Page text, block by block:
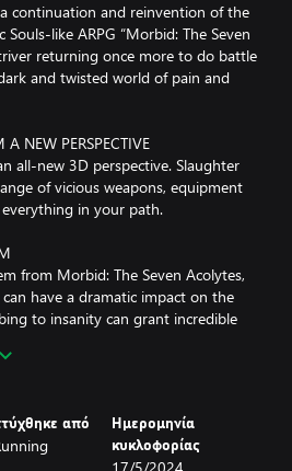
continuation and reinvention of the
like ARPG “Morbid: The Seven
returning once more to do battle
and twisted world of pain and
NEW PERSPECTIVE
all-new 3D perspective. Slaughter
of vicious weapons, equipment
in your path.
from Morbid: The Seven Acolytes,
have a dramatic impact on the
to insanity can grant incredible
you.
lands of Ire - horrific realms
from wintry mountains to
από
Ημερομηνία
κυκλοφορίας